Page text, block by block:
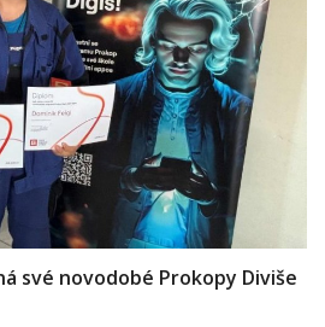
své novodobé Prokopy Diviše